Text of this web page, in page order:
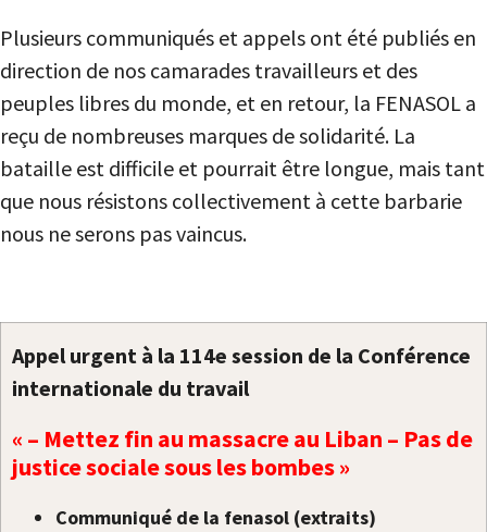
Plusieurs communiqués et appels ont été publiés en
direction de nos camarades travailleurs et des
peuples libres du monde, et en retour, la FENASOL a
reçu de nombreuses marques de solidarité. La
bataille est difficile et pourrait être longue, mais tant
que nous résistons collectivement à cette barbarie
nous ne serons pas vaincus.
Appel urgent à la 114e session de la Conférence
internationale du travail
« – Mettez fin au massacre au Liban – Pas de
justice sociale sous les bombes »
Communiqué de la fenasol (extraits)